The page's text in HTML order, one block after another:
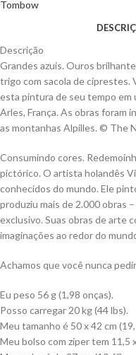
Tombow
Descrição
Grandes azuis. Ouros
trigo com sacola de ciprestes.
esta pintura de seu tempo em
Arles, França. As obras foram
as montanhas Alpilles. © The
Consumindo cores.
pictórico. O artista holandês
conhecidos do mundo. Ele
produziu mais de 2.000 obras
exclusivo. Suas obras de arte
imaginações ao redor do
Achamos que você nunca
Eu peso 56 g (1,98 onças).
Posso carregar 20 kg (44 lbs).
Meu tamanho é 50 x 42 cm
Meu bolso com zíper tem 11,5